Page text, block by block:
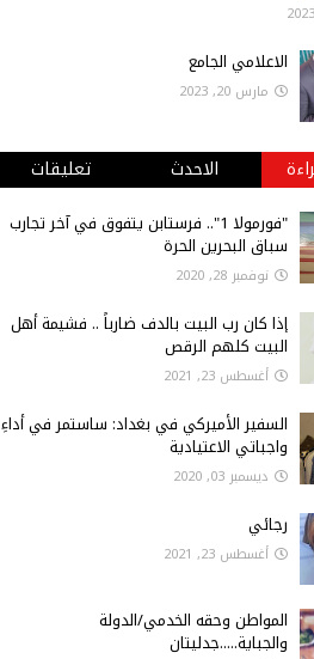
الاعلامي الجامع
مارس 20, 2023
الاحدث تعليقات
"فورمولا 1".. فرستابن يتفوق في آخر تجارب
سباق البحرين الحرة
نوفمبر 28, 2020
إذا كان رب البيت بالدف ضارباً .. فشيمة أهل
البيت كلهم الرقص
أغسطس 23, 2021
السفير الأميركي في بغداد: ساستمر في أداءِ
واجباتي الاعتيادية
ديسمبر 03, 2020
رجائي
أغسطس 23, 2021
المواطن وحقه الخدمي/الدولة
والجباية.....جدليتان